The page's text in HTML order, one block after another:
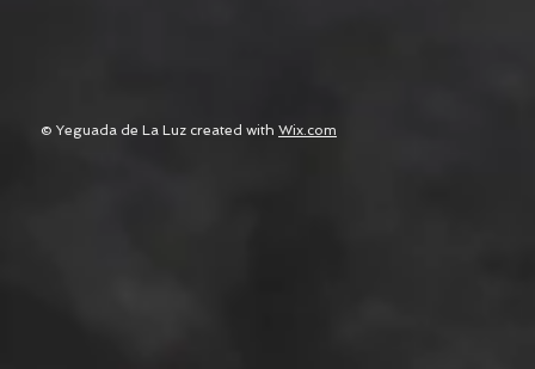
© Yeguada de La Luz created with Wix.com